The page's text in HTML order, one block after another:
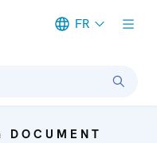
FR
DOCUMENT